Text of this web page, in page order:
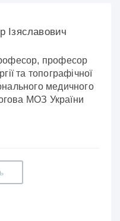
Ізяславович
професор
та топографічної
медичного
МОЗ України